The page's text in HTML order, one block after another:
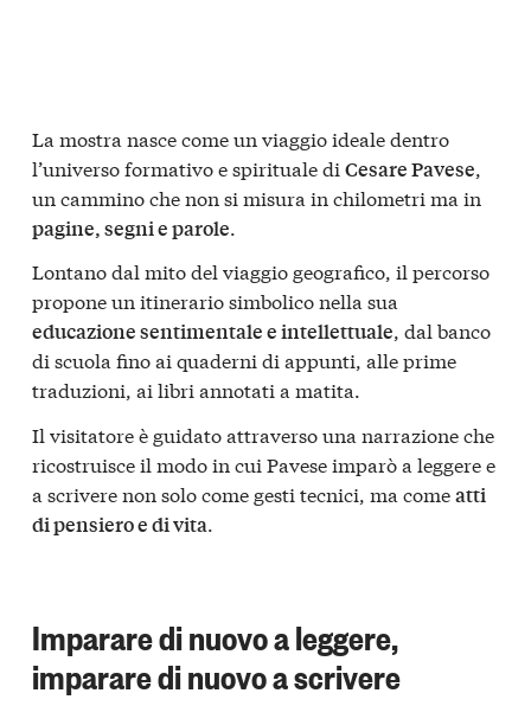
La mostra nasce come un viaggio ideale dentro
l’universo formativo e spirituale di Cesare Pavese,
un cammino che non si misura in chilometri ma in
pagine, segni e parole.
Lontano dal mito del viaggio geografico, il percorso
propone un itinerario simbolico nella sua
educazione sentimentale e intellettuale, dal banco
di scuola fino ai quaderni di appunti, alle prime
traduzioni, ai libri annotati a matita.
Il visitatore è guidato attraverso una narrazione che
ricostruisce il modo in cui Pavese imparò a leggere e
a scrivere non solo come gesti tecnici, ma comeatti
di pensiero e di vita.
Imparare di nuovo a leggere,
imparare di nuovo a scrivere